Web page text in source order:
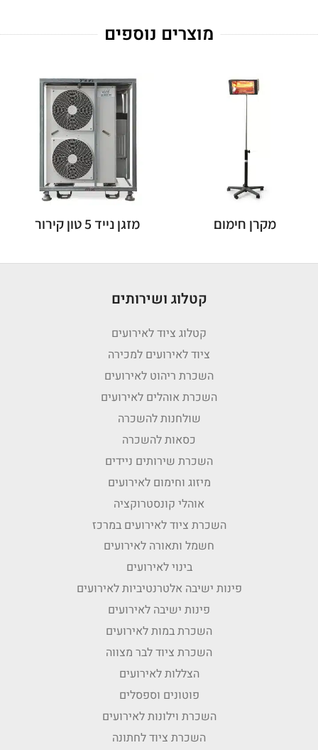
מוצרים נוספים
מקרן חימום מזגן נייד 5 טון קירור
קטלוג ושירותים
קטלוג ציוד לאירועים
ציוד לאירועים למכירה
השכרת ריהוט לאירועים
השכרת אוהלים לאירועים
שולחנות להשכרה
כסאות להשכרה
השכרת שירותים ניידים
מיזוג וחימום לאירועים
אוהלי קונסטרוקציה
השכרת ציוד לאירועים במרכז
חשמל ותאורה לאירועים
בינוי לאירועים
פינות ישיבה אלטרנטיביות לאירועים
פינות ישיבה לאירועים
השכרת במות לאירועים
השכרת ציוד לבר מצווה
הצללות לאירועים
פוטונים וספסלים
השכרת וילונות לאירועים
השכרת ציוד לחתונה